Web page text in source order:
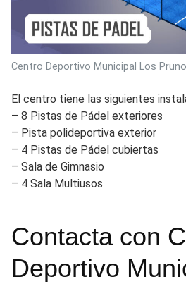
Centro Deportivo Municipal Los
El centro tiene las siguientes
– 8 Pistas de Pádel exteriores
– Pista polideportiva exterior
– 4 Pistas de Pádel cubiertas
– Sala de Gimnasio
– 4 Sala Multiusos
Contacta con
Deportivo